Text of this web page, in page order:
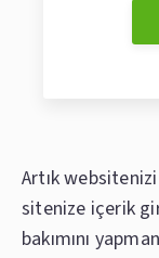
Artık
sitenize içerik
bakımını